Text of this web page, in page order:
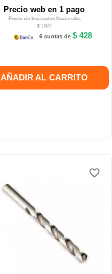
Precio web en 1 pago
Precio sin Impuestos Nacionales
$ 1.872
6 cuotas de$ 428
AÑADIR AL CARRITO
favorite_border
favorite_border